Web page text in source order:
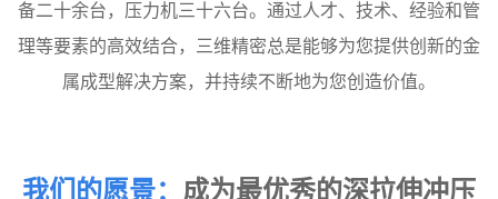
备二十余台，压力机三十六台。通过人才、技术、经验和管
理等要素的高效结合，三维精密总是能够为您提供创新的金
属成型解决方案，并持续不断地为您创造价值。
我们的愿景： 成为最优秀的深拉伸冲压